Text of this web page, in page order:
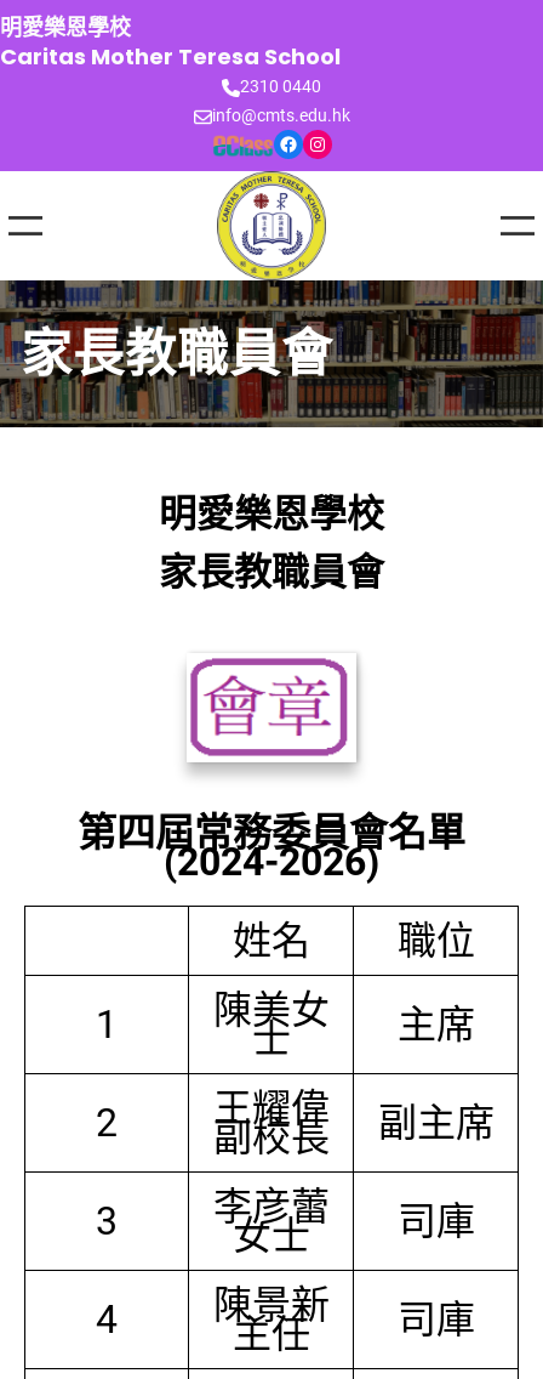
跳
至
主
明愛樂恩學校
Caritas Mother Teresa School
2310 0440
info@cmts.edu.hk
Facebook Instagram
家長教職員會
明愛樂恩學校
家長教職員會
第四屆常務委員會名單
(2024-2026)
姓名
職位
1
陳美女
士 主席
2 王耀偉
副校長 副主席
3 李彦蕾
女士 司庫
4 陳景新
主任 司庫